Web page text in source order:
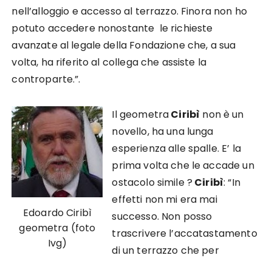
nell’alloggio e accesso al terrazzo. Finora non ho
potuto accedere nonostante le richieste
avanzate al legale della Fondazione che, a sua
volta, ha riferito al collega che assiste la
controparte.”.
Edoardo Ciribì
geometra (foto
Ivg)
Il geometraCiribì non è un
novello, ha una lunga
esperienza alle spalle. E’ la
prima volta che le accade un
ostacolo simile ? Ciribì: “In
effetti non mi era mai
successo. Non posso
trascrivere l’accatastamento
di un terrazzo che per